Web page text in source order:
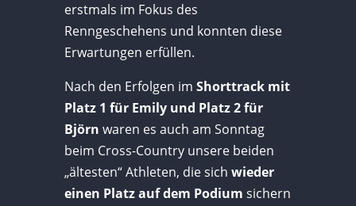
erstmals im Fokus des
Renngeschehens und konnten diese
Erwartungen erfüllen.
Nach den Erfolgen im Shorttrack mit
Platz 1 für Emily und Platz 2 für
Björn waren es auch am Sonntag
beim Cross-Country unsere beiden
„ältesten“ Athleten, die sich wieder
einen Platz auf dem Podium sichern